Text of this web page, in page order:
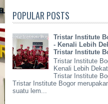
POPULAR POSTS
Tristar Institute
- Kenali Lebih
Tristar Institute
Tristar Institute
Kenali Lebih Dekat
Tristar Institute
Tristar Institute Bogor
suatu lem...